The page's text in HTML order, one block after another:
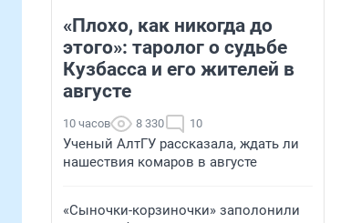
«Плохо, как никогда до
этого»: таролог о судьбе
Кузбасса и его жителей в
августе
10 часов 8 330 10
Ученый АлтГУ рассказала, ждать ли
нашествия комаров в августе
«Сыночки-корзиночки» заполонили